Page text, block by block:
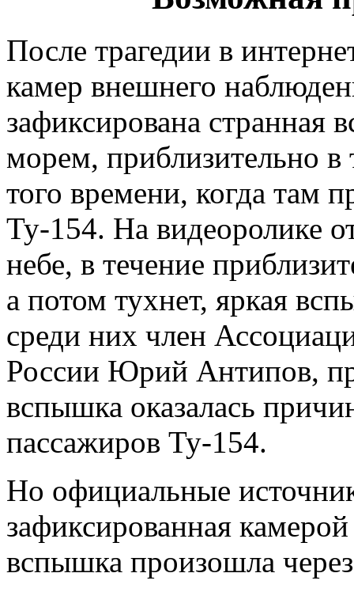
После трагедии в
камер внешнего
зафиксирована
морем, приблизительно
того времени, когда там
Ту-154. На видеоролике
небе, в течение
а потом тухнет, яркая
среди них член
России Юрий Антипов,
вспышка оказалась
пассажиров Ту-154.
Но официальные
зафиксированная
вспышка произошла